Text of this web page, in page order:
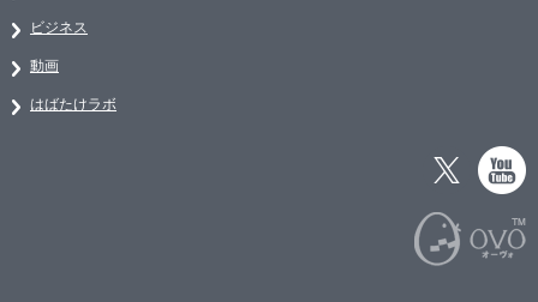
ビジネス
動画
はばたけラボ